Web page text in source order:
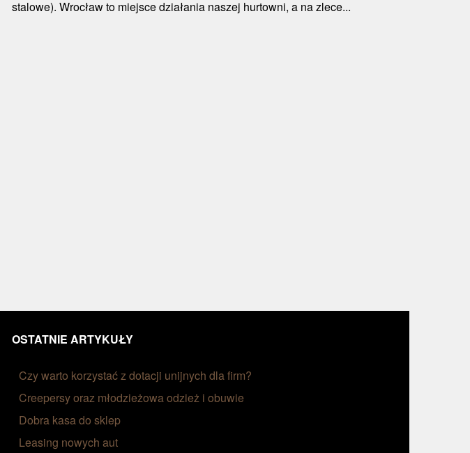
stalowe). Wrocław to miejsce działania naszej hurtowni, a na zlece...
OSTATNIE ARTYKUŁY
Czy warto korzystać z dotacji unijnych dla firm?
Creepersy oraz młodzieżowa odzież i obuwie
Dobra kasa do sklep
Leasing nowych aut